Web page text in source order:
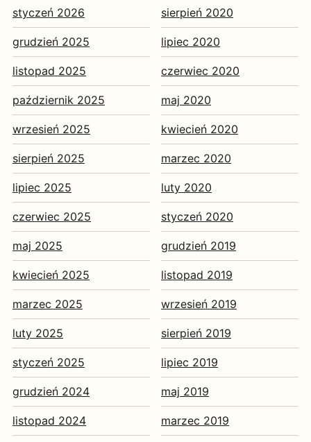
styczeń 2026
grudzień 2025
listopad 2025
październik 2025
wrzesień 2025
sierpień 2025
lipiec 2025
czerwiec 2025
maj 2025
kwiecień 2025
marzec 2025
luty 2025
styczeń 2025
grudzień 2024
listopad 2024
sierpień 2020
lipiec 2020
czerwiec 2020
maj 2020
kwiecień 2020
marzec 2020
luty 2020
styczeń 2020
grudzień 2019
listopad 2019
wrzesień 2019
sierpień 2019
lipiec 2019
maj 2019
marzec 2019